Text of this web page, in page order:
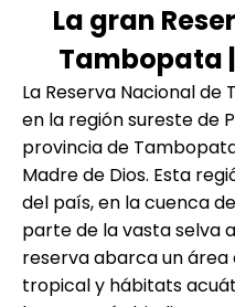
La gran
Tambopata
La Reserva Nacional
en la región sureste de
provincia de
Madre de Dios. Esta
del país, en la cuenca
parte de la vasta selva
reserva abarca un área
tropical y hábitats